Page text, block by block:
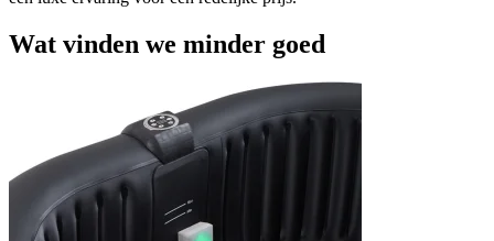
Wat vinden we minder goed